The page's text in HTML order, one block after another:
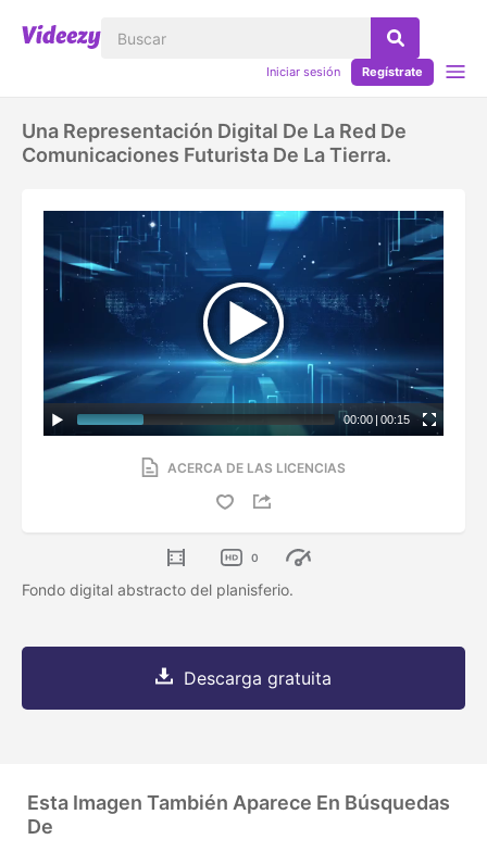
Iniciar sesión Regístrate
Una Representación Digital De La Red De
Comunicaciones Futurista De La Tierra.
00:00 | 00:15
ACERCA DE LAS LICENCIAS
0
Fondo digital abstracto del planisferio.
Descarga gratuita
Esta Imagen También Aparece En Búsquedas
De